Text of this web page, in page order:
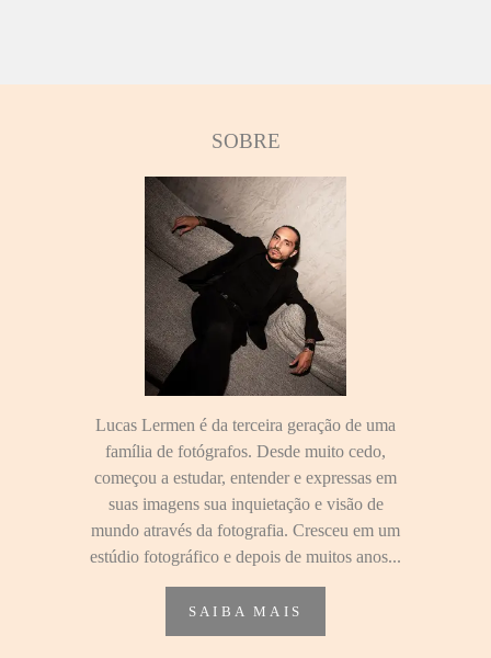
SOBRE
Lucas Lermen é da terceira geração de uma
família de fotógrafos. Desde muito cedo,
começou a estudar, entender e expressas em
suas imagens sua inquietação e visão de
mundo através da fotografia. Cresceu em um
estúdio fotográfico e depois de muitos anos...
SAIBA MAIS